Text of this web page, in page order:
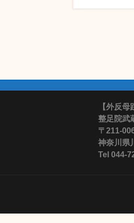
【外反母
整足院武
〒211-
神奈川県
Tel 044-